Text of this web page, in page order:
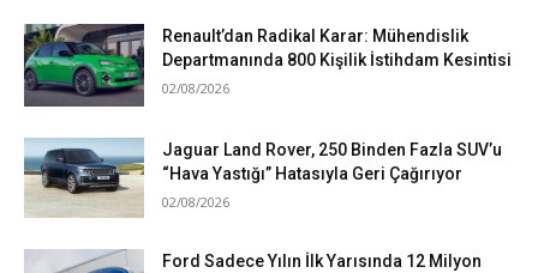
Renault’dan Radikal Karar: Mühendislik
Departmanında 800 Kişilik İstihdam Kesintisi
02/08/2026
Jaguar Land Rover, 250 Binden Fazla SUV’u
“Hava Yastığı” Hatasıyla Geri Çağırıyor
02/08/2026
Ford Sadece Yılın İlk Yarısında 12 Milyon